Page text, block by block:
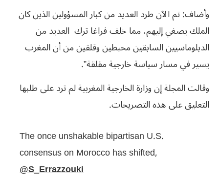
وأضاف: تم الآن طرد العديد من كبار المسؤولين الذين كان
الملك يصغي إليهم، مما خلف فراغا ترك العديد من
الدبلوماسيين السابقين محبطين وقلقين من أن المغرب
يسير في مسار سياسة خارجية مقلقة”.
وقالت المجلة إن وزارة الخارجية المغربية لم ترد على طلبها
التعليق على هذه التصريحات.
The once unshakable bipartisan U.S.
consensus on Morocco has shifted,
@S_Errazzouki